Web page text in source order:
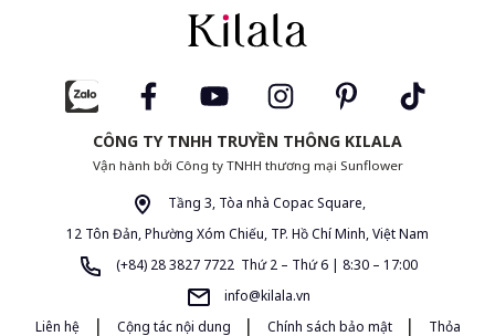
CÔNG TY TNHH TRUYỀN THÔNG KILALA
Vận hành bởi Công ty TNHH thương mại Sunflower
Tầng 3, Tòa nhà Copac Square,
12 Tôn Đản, Phường Xóm Chiếu, TP. Hồ Chí Minh, Việt Nam
(+84) 28 3827 7722 Thứ 2 – Thứ 6 | 8:30 – 17:00
info@kilala.vn
Liên hệ
| Cộng tác nội dung | Chính sách bảo mật |
Thỏa